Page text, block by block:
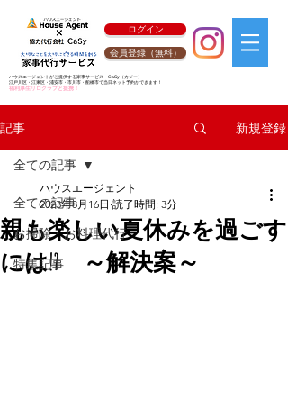
ログイン
会員登録（無料）
ハウスエージェントがご提供する家事サービス CaSy （カジー）
江戸川区・江東区・浦安市・市川市・船橋市で当日ネット予約ができます！
福利厚生リロクラブと提携！
記事 新規登録
全ての記事
お掃除・お料理代行
特集記事
全ての記事
親も楽しい夏休みを過ごす
には!? ～解決案～
ハウスエージェント
2023年8月16日 読了時間: 3分